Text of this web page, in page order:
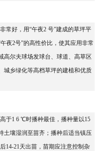
常好，用“午夜2 号”建成的草坪平
夜2号”的高性价比，使其应用非常
高尔夫球场发球台、球道、高草区
城乡绿化等高档草坪的建植和优质
于1 6 ℃时播种最佳，播种量以15
土壤湿润至苗齐；播种后适当镇压
14-21天出苗，苗期应注意控制杂